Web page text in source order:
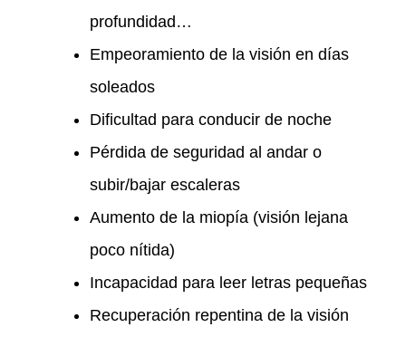
profundidad…
Empeoramiento de la visión en días
soleados
Dificultad para conducir de noche
Pérdida de seguridad al andar o
subir/bajar escaleras
Aumento de la miopía (visión lejana
poco nítida)
Incapacidad para leer letras pequeñas
Recuperación repentina de la visión